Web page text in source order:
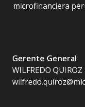
microfinanciera
Gerente General
WILFREDO QUIROZ